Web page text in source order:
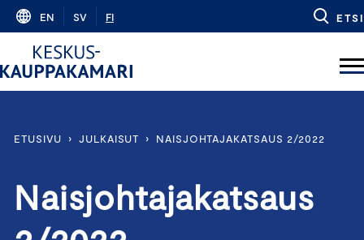
Skip
content
EN SV FI ETSI
ETUSIVU › JULKAISUT › NAISJOHTAJAKATSAUS 2/2022
Naisjohtajakatsaus